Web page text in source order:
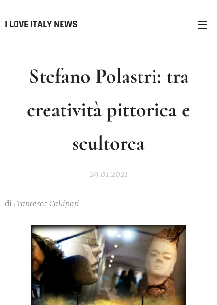
I LOVE ITALY NEWS
Stefano Polastri: tra
creatività pittorica e
scultorea
29.01.2021
di Francesca Callipari